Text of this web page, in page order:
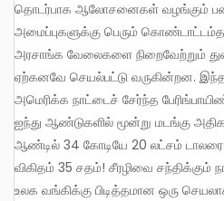
தொடர்பாக ஆலோசனைகள் வழங்கும்
அமைப்புகளுக்கு பெரும்
அரசாங்க வேலைகளை நிறைவேற்றும்
ஏற்கனவே செயல்பட்டு வருகின்றன. இந்த
அமெரிக்க நாட்டைச் சேர்ந்த
ஐந்து ஆண்டுகளில் மூன்று மடங்கு
ஆண்டில் 34 கோடியே 20 லட்சம் டாலரை
விகிதம் 35 சதம்! சீரழிவை சந்திக்கும்
உலக வங்கிக்கு பிடித்தமான ஒரு